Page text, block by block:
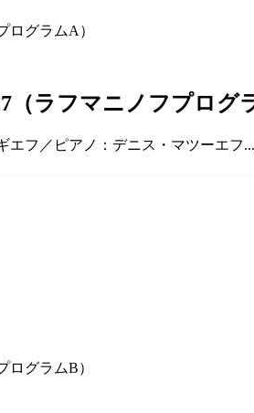
（ラフマニノフプログ
フ／ピアノ：デニス・マツーエ